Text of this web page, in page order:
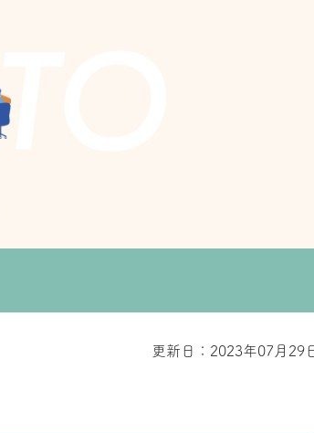
更新日：2023年07月29